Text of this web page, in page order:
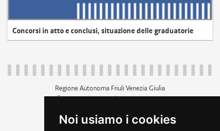
Noi usiamo i cookies
Concorsi in atto e conclusi, situazione delle graduatorie
Regione Autonoma Friuli Venezia Giulia
c.f. 80014930327; p.iva 00526040324
+39 040 3771111